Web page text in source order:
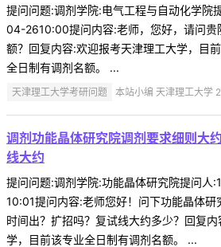
提问问题:调剂学院:电气工程与自动化学
04-2610:00提问内容:老师，您好，请问贵
额？回复内容:欢迎报考天津理工大学，目
全日制有调剂名额。 ...
天津理工大学考研问题 本站小编 天津理工大学
调剂功能晶体研究院调剂要求细则大
线大约
提问问题:调剂学院:功能晶体研究院提问
10:01提问内容:老师您好！问下功能晶体研
时间出？扩招吗？复试线大约多少？回复
学，目前该专业全日制有调剂名额。 ...